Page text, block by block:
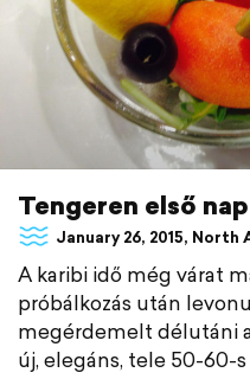
Tengeren első nap
January 26, 2015, North
A karibi idő még várat
próbálkozás után
megérdemelt délutáni
új, elegáns, tele 50-60-